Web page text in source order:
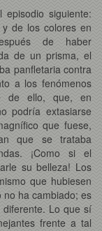
siguiente:
de los colores en
de haber
de un prisma, el
panfletaria contra
a los fenómenos
de ello, que, en
podría extasiarse
que fuese,
que se trataba
¡Como si el
su belleza! Los
que hubiesen
no ha cambiado; es
Lo que sí
frente a tal